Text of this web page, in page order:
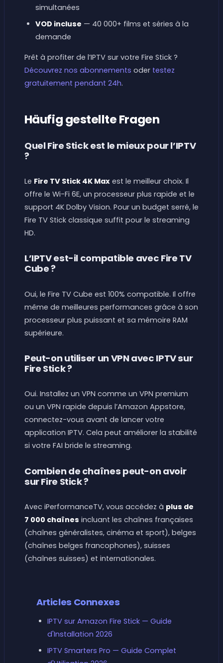
simultanées
VOD incluse — 40 000+ films et séries à la
demande
Prêt à profiter de l’IPTV sur votre Fire Stick ?
Découvrez nos abonnements oder testez
gratuitement pendant 24h.
Häufig gestellte Fragen
Quel Fire Stick est le mieux pour l’IPTV
?
Le Fire TV Stick 4K Maxest le meilleur choix. Il
offre le Wi-Fi 6E, un processeur plus rapide et le
support 4K Dolby Vision. Pour un budget serré, le
Fire TV Stick classique suffit pour le streaming
HD.
L’IPTV est-il compatible avec Fire TV
Cube ?
Oui, le Fire TV Cube est 100% compatible. Il offre
même de meilleures performances grâce à son
processeur plus puissant et sa mémoire RAM
supérieure.
Peut-on utiliser un VPN avec IPTV sur
Fire Stick ?
Oui. Installez un VPN comme un VPN premium
ou un VPN rapide depuis l’Amazon Appstore,
connectez-vous avant de lancer votre
application IPTV. Cela peut améliorer la stabilité
si votre FAI bride le streaming.
Combien de chaînes peut-on avoir
sur Fire Stick ?
Avec iPerformanceTV, vous accédez à plus de
7 000 chaînes incluant les chaînes françaises
(chaînes généralistes, cinéma et sport), belges
(chaînes belges francophones), suisses
(chaînes suisses) et internationales.
Articles Connexes
IPTV sur Amazon Fire Stick — Guide
d'Installation 2026
IPTV Smarters Pro — Guide Complet